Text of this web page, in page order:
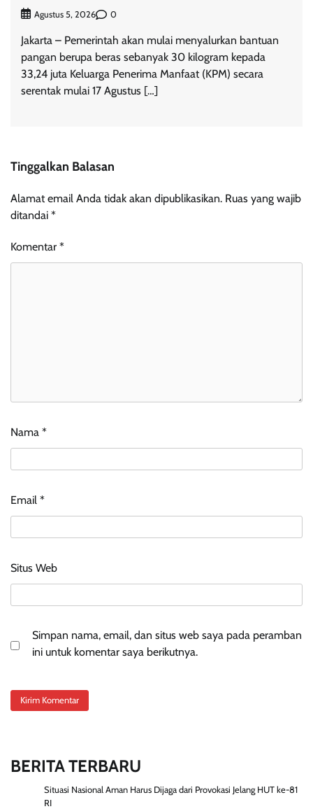
Agustus 5, 2026 0
Jakarta – Pemerintah akan mulai menyalurkan bantuan
pangan berupa beras sebanyak 30 kilogram kepada
33,24 juta Keluarga Penerima Manfaat (KPM) secara
serentak mulai 17 Agustus […]
Tinggalkan Balasan
Alamat email Anda tidak akan dipublikasikan. Ruas yang wajib
ditandai *
Komentar *
Nama *
Email *
Situs Web
Simpan nama, email, dan situs web saya pada peramban
ini untuk komentar saya berikutnya.
BERITA TERBARU
Situasi Nasional Aman Harus Dijaga dari Provokasi Jelang HUT ke-81
RI